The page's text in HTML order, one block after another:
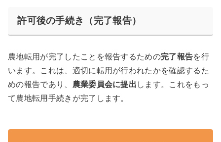
許可後の手続き（完了報告）
農地転用が完了したことを報告するための完了報告を行
います。これは、適切に転用が行われたかを確認するた
めの報告であり、 農業委員会に提出 します。これをもっ
て農地転用手続きが完了します。